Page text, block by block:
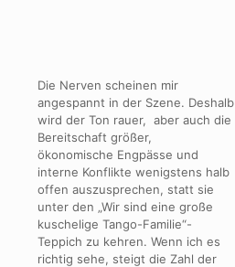
Die Nerven scheinen mir
angespannt in der Szene. Deshalb
wird der Ton rauer, aber auch die
Bereitschaft größer,
ökonomische Engpässe und
interne Konflikte wenigstens halb
offen auszusprechen, statt sie
unter den „Wir sind eine große
kuschelige Tango-Familie“-
Teppich zu kehren. Wenn ich es
richtig sehe, steigt die Zahl der